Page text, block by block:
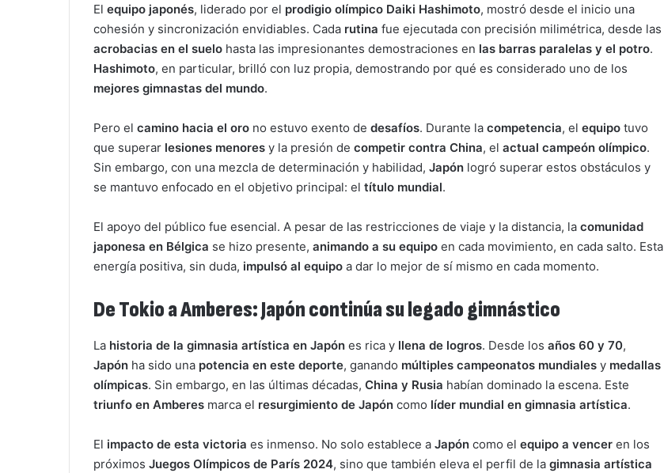
El equipo japonés, liderado por el prodigio olímpico Daiki Hashimoto, mostró desde el inicio una
cohesión y sincronización envidiables. Cada rutina fue ejecutada con precisión milimétrica, desde las
acrobacias en el suelo hasta las impresionantes demostraciones en las barras paralelas y el potro.
Hashimoto, en particular, brilló con luz propia, demostrando por qué es considerado uno de los
mejores gimnastas del mundo.
Pero el camino hacia el oro no estuvo exento de desafíos. Durante la competencia, el equipo tuvo
que superar lesiones menores y la presión de competir contra China, el actual campeón olímpico.
Sin embargo, con una mezcla de determinación y habilidad, Japón logró superar estos obstáculos y
se mantuvo enfocado en el objetivo principal: el título mundial.
El apoyo del público fue esencial. A pesar de las restricciones de viaje y la distancia, la comunidad
japonesa en Bélgica se hizo presente, animando a su equipo en cada movimiento, en cada salto. Esta
energía positiva, sin duda, impulsó al equipo a dar lo mejor de sí mismo en cada momento.
De Tokio a Amberes: Japón continúa su legado gimnástico
La historia de la gimnasia artística en Japón es rica y llena de logros. Desde los años 60 y 70,
Japón ha sido una potencia en este deporte, ganando múltiples campeonatos mundiales y medallas
olímpicas. Sin embargo, en las últimas décadas, China y Rusia habían dominado la escena. Este
triunfo en Amberes marca el resurgimiento de Japón como líder mundial en gimnasia artística.
El impacto de esta victoria es inmenso. No solo establece a Japón como el equipo a vencer en los
próximos Juegos Olímpicos de París 2024, sino que también eleva el perfil de la gimnasia artística